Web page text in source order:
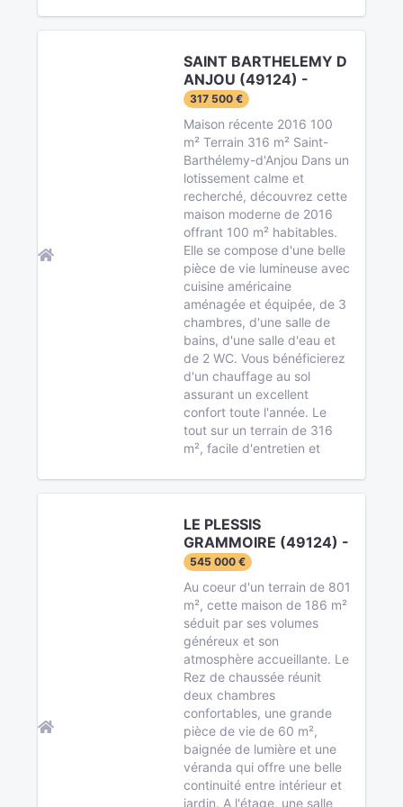
SAINT BARTHELEMY D
ANJOU (49124) -
317 500 €
Maison récente 2016 100
m² Terrain 316 m² Saint-
Barthélemy-d'Anjou Dans un
lotissement calme et
recherché, découvrez cette
maison moderne de 2016
offrant 100 m² habitables.
Elle se compose d'une belle
pièce de vie lumineuse avec
cuisine américaine
aménagée et équipée, de 3
chambres, d'une salle de
bains, d'une salle d'eau et
de 2 WC. Vous bénéficierez
d'un chauffage au sol
assurant un excellent
confort toute l'année. Le
tout sur un terrain de 316
m², facile d'entretien et
LE PLESSIS
GRAMMOIRE (49124) -
545 000 €
Au coeur d'un terrain de 801
m², cette maison de 186 m²
séduit par ses volumes
généreux et son
atmosphère accueillante. Le
Rez de chaussée réunit
deux chambres
confortables, une grande
pièce de vie de 60 m²,
baignée de lumière et une
véranda qui offre une belle
continuité entre intérieur et
jardin. A l'étage, une salle